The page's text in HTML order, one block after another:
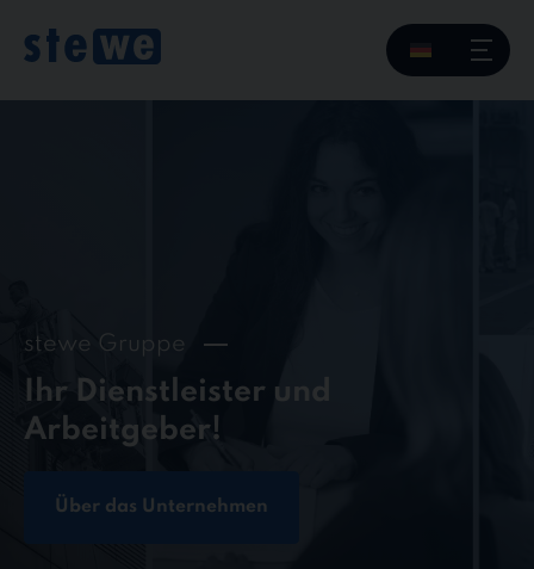
content
stewe Gruppe
Ihr Dienstleister und
Arbeitgeber!
Über das Unternehmen